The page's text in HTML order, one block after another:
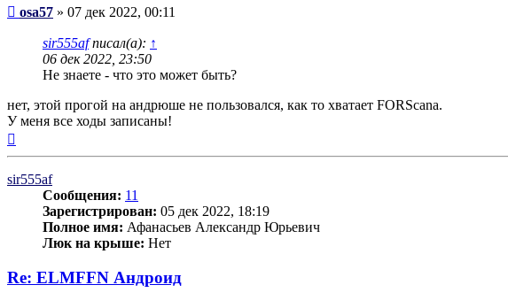
Сообщение
osa57 » 07 дек 2022, 00:11
sir555afписал(а): ↑
06 дек 2022, 23:50
Не знаете - что это может быть?
нет, этой прогой на андрюше не пользовался, как то хватает FORScanа.
У меня все ходы записаны!
sir555af
Сообщения: 11
Зарегистрирован: 05 дек 2022, 18:19
Полное имя: Афанасьев Александр Юрьевич
Люк на крыше: Нет
Re: ELMFFN Андроид